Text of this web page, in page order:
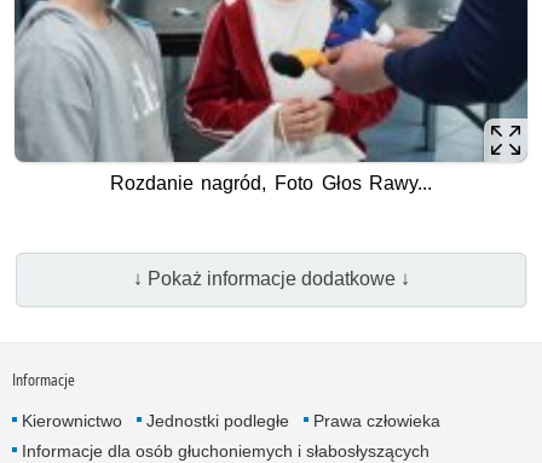
Rozdanie nagród, Foto Głos Rawy...
↓ Pokaż informacje dodatkowe ↓
Informacje
Kierownictwo Jednostki podległe
Prawa człowieka
Informacje dla osób głuchoniemych i słabosłyszących